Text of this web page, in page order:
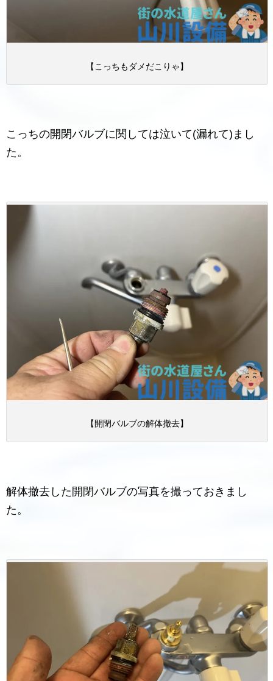
【こっちもダメだこりゃ】
こっちの開閉バルブに関しては泣いて(漏れて)まし
た。
【開閉バルブの解体撤去】
解体撤去した開閉バルブの写真を撮っておきまし
た。